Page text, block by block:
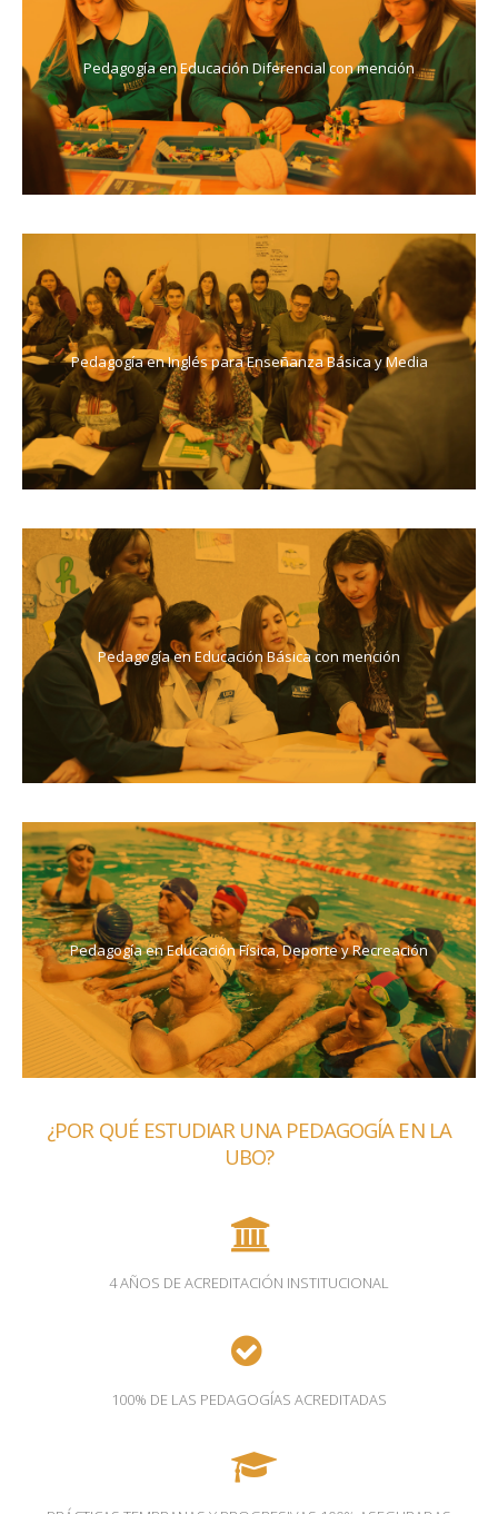
Pedagogía en Educación Diferencial con mención
Pedagogía en Inglés para Enseñanza Básica y Media
Pedagogía en Educación Básica con mención
Pedagogía en Educación Física, Deporte y Recreación
¿POR QUÉ ESTUDIAR UNA PEDAGOGÍA EN LA
UBO?
4 AÑOS DE ACREDITACIÓN INSTITUCIONAL
100% DE LAS PEDAGOGÍAS ACREDITADAS